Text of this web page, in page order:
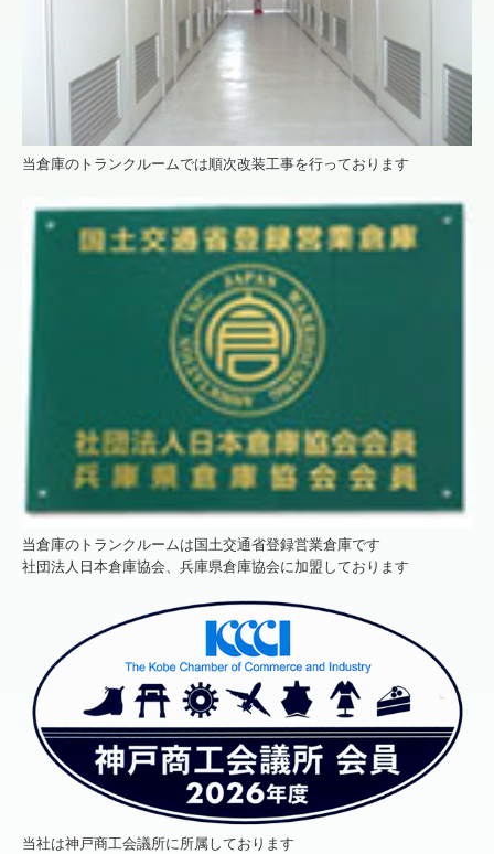
当倉庫のトランクルームでは順次改装工事を行っております
当倉庫のトランクルームは国土交通省登録営業倉庫です
社団法人日本倉庫協会、兵庫県倉庫協会に加盟しております
当社は神戸商工会議所に所属しております